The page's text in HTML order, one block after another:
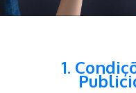
1.